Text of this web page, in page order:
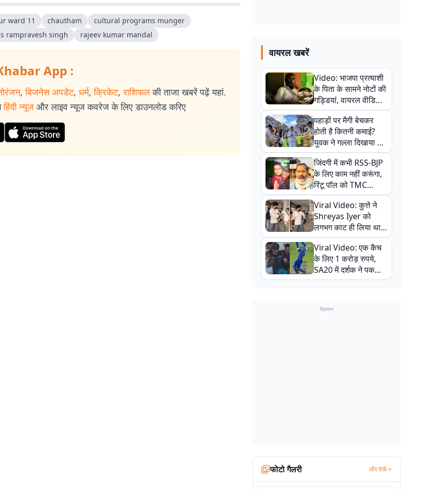
ward 11 chautham
cultural programs munger
rampravesh singh
rajeev kumar mandal
App :
, बिजनेस अपडेट, धर्म, क्रिकेट, राशिफल की ताजा खबरें पढ़ें यहां.
हिंदी न्यूज और लाइव न्यूज कवरेज के लिए डाउनलोड करिए
वायरल खबरें
Video: भाजपा प्रत्याशी
के पिता के सामने नोटों की
गड्डियां, वायरल वीडियो
से राजनीति में उबाल,
अजित महतो बोले- TMC
की गंदी चाल
पहाड़ों पर मैगी बेचकर
होती है कितनी कमाई?
युवक ने गल्ला दिखाया तो
नौकरी वालों के खड़े हो गए
कान
जिंदगी में कभी RSS-BJP
के लिए काम नहीं करूंगा,
रिंटू पॉल को TMC
ऑफिस में ले जाकर पीटा,
Video वायरल
Viral Video: कुत्ते ने
Shreyas Iyer को
लगभग काट ही लिया था,
न्यूजीलैंड सीरीज से पहले
बाल-बाल बचे
Viral Video: एक कैच
के लिए 1 करोड़ रुपये,
SA20 में दर्शक ने पकड़ा
एक हाथ से गजब का कैच
विज्ञापन
फोटो गैलरी और देखें